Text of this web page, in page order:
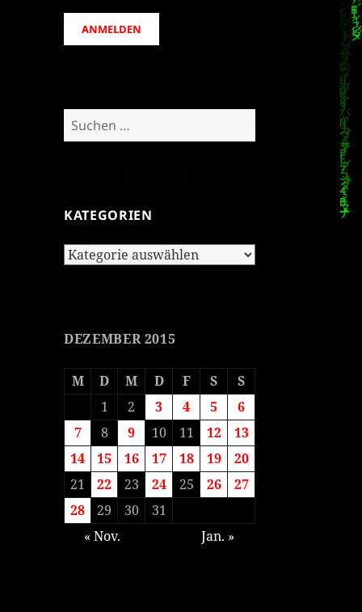
ANMELDEN
Suchen
nach:
KATEGORIEN
Kategorien
DEZEMBER 2015
M D M D F S
S
1
2 3 4 5
6
7
8 9 10 11 12
13
14
15 16 17 18 19
20
21
22 23 24 25 26
27
28
29 30
31
« Nov.
Jan. »